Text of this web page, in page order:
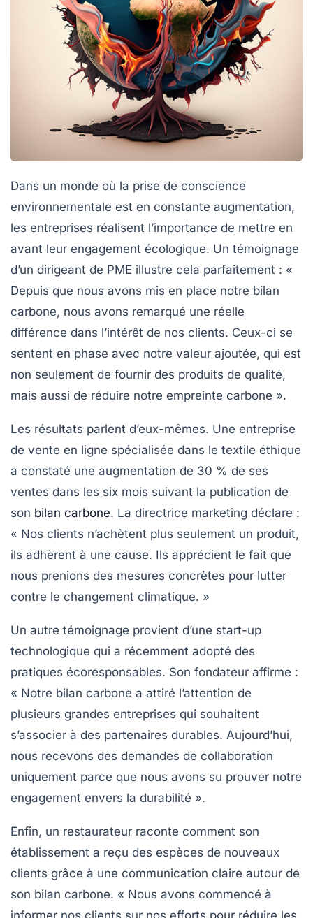
Dans un monde où la prise de conscience
environnementale est en constante augmentation,
les entreprises réalisent l’importance de mettre en
avant leur engagement écologique. Un témoignage
d’un dirigeant de PME illustre cela parfaitement : «
Depuis que nous avons mis en place notre bilan
carbone, nous avons remarqué une réelle
différence dans l’intérêt de nos clients. Ceux-ci se
sentent en phase avec notre valeur ajoutée, qui est
non seulement de fournir des produits de qualité,
mais aussi de réduire notre empreinte carbone ».
Les résultats parlent d’eux-mêmes. Une entreprise
de vente en ligne spécialisée dans le textile éthique
a constaté une augmentation de 30 % de ses
ventes dans les six mois suivant la publication de
son bilan carbone. La directrice marketing déclare :
« Nos clients n’achètent plus seulement un produit,
ils adhèrent à une cause. Ils apprécient le fait que
nous prenions des mesures concrètes pour lutter
contre le changement climatique. »
Un autre témoignage provient d’une start-up
technologique qui a récemment adopté des
pratiques écoresponsables. Son fondateur affirme :
« Notre bilan carbone a attiré l’attention de
plusieurs grandes entreprises qui souhaitent
s’associer à des partenaires durables. Aujourd’hui,
nous recevons des demandes de collaboration
uniquement parce que nous avons su prouver notre
engagement envers la durabilité ».
Enfin, un restaurateur raconte comment son
établissement a reçu des espèces de nouveaux
clients grâce à une communication claire autour de
son bilan carbone. « Nous avons commencé à
informer nos clients sur nos efforts pour réduire les